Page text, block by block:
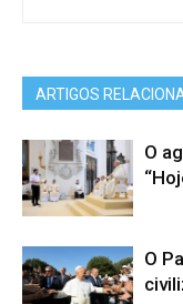
ARTIGOS
O
O